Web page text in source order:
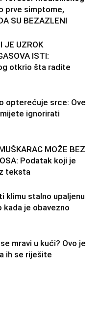
prve simptome,
SU BEZAZLENI
JE UZROK
ISTI:
otkrio šta radite
opterećuje srce: Ove
ignorirati
MOŽE BEZ
Podatak koji je
teksta
klimu stalno upaljenu
kada je obavezno
mravi u kući? Ovo je
ih se riješite